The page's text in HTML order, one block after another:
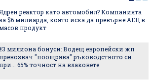
реактор като автомобил? Компанията
за $6 милиарда, която иска да превърне АЕЦ в
продукт
милиона бонуси: Водещ европейски жп
"поощрява" ръководството си
65% точност на влаковете